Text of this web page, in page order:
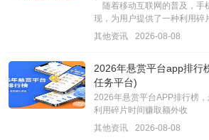
随着移动互联网的普及，手
现，为用户提供了一种利用碎
其他资讯
2026-08-08
2026年悬赏平台app排行
任务平台)
2026年悬赏平台APP排行榜
利用碎片时间赚取额外收
其他资讯
2026-08-08